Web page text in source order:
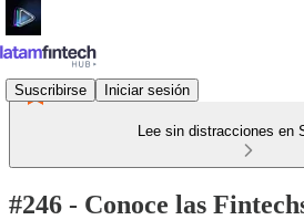
Suscribirse Iniciar sesión
Lee sin distracciones en
#246 - Conoce las